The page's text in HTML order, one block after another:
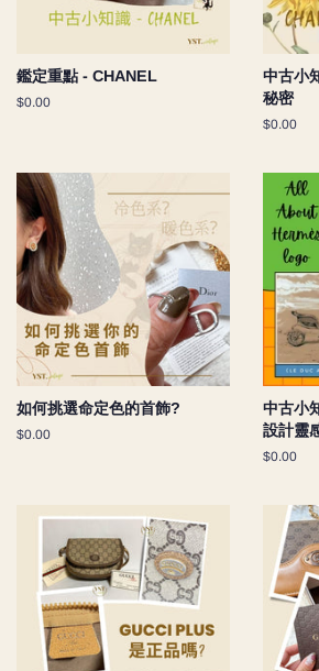
鑑定重點 - CHANEL
Regular
$0.00
中古小
秘密
Regular
$0.00
如何挑選命定色的首飾?
Regular
$0.00
中古小
設計靈
Regular
$0.00